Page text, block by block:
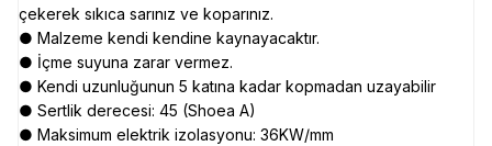
çekerek sıkıca sarınız ve koparınız.
● Malzeme kendi kendine kaynayacaktır.
● İçme suyuna zarar vermez.
● Kendi uzunluğunun 5 katına kadar kopmadan uzayabilir
● Sertlik derecesi: 45 (Shoea A)
● Maksimum elektrik izolasyonu: 36KW/mm